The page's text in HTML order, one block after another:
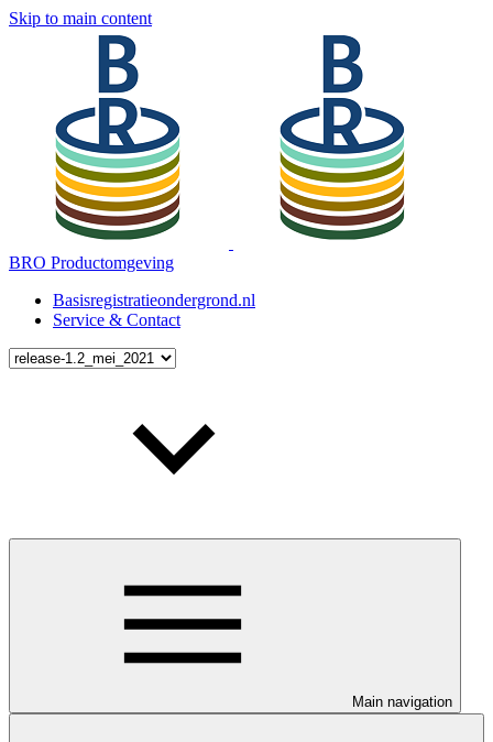
Skip to main content
BRO Productomgeving
Basisregistratieondergrond.nl
Service & Contact
Main navigation